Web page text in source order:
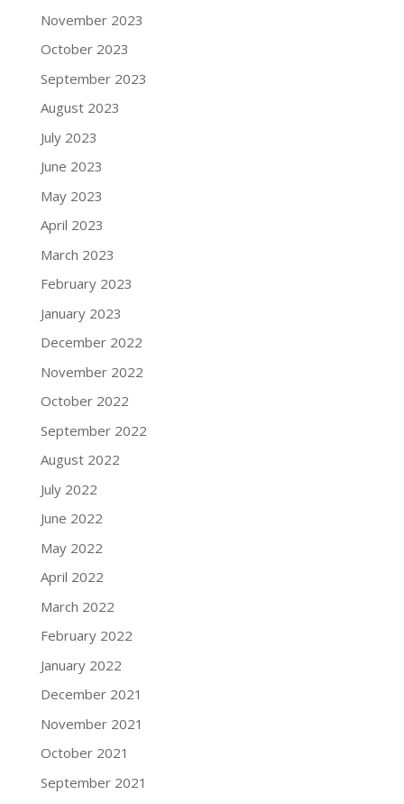
November 2023
October 2023
September 2023
August 2023
July 2023
June 2023
May 2023
April 2023
March 2023
February 2023
January 2023
December 2022
November 2022
October 2022
September 2022
August 2022
July 2022
June 2022
May 2022
April 2022
March 2022
February 2022
January 2022
December 2021
November 2021
October 2021
September 2021